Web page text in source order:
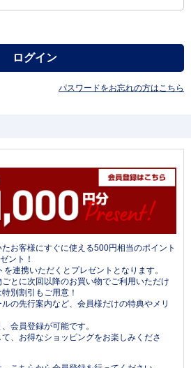
パスワードをお忘れの方はこちら
お客様にすぐに使える500円相当のポイント
ント！
連携いただくとプレゼントとなります。
とに次回以降のお買い物でご利用いただけ
別割引もご用意！
の先行案内など、会員様だけの特典やメリ
会員登録が可能です。
、お得なショッピングをお楽しみくださ